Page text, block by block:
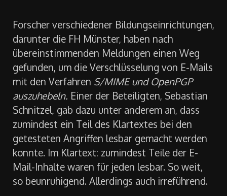
Forscher verschiedener Bildungseinrichtungen,
darunter die FH Münster, haben nach
übereinstimmenden Meldungen einen Weg
gefunden, um die Verschlüsselung von E-Mails
mit den Verfahren S/MIME und OpenPGP
auszuhebeln. Einer der Beteiligten, Sebastian
Schnitzel, gab dazu unter anderem an, dass
zumindest ein Teil des Klartextes bei den
getesteten Angriffen lesbar gemacht werden
konnte. Im Klartext: zumindest Teile der E-
Mail-Inhalte waren für jeden lesbar. So weit,
so beunruhigend. Allerdings auch irreführend.